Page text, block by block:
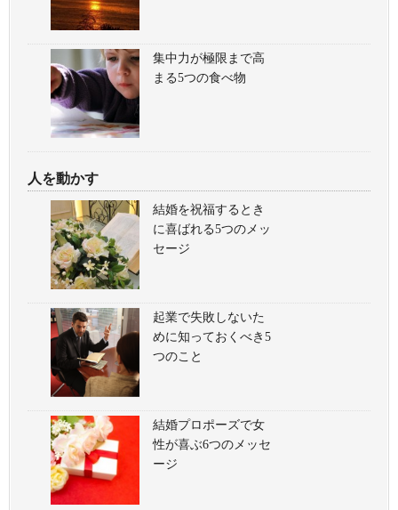
集中力が極限まで高
まる5つの食べ物
人を動かす
結婚を祝福するとき
に喜ばれる5つのメッ
セージ
起業で失敗しないた
めに知っておくべき5
つのこと
結婚プロポーズで女
性が喜ぶ6つのメッセ
ージ